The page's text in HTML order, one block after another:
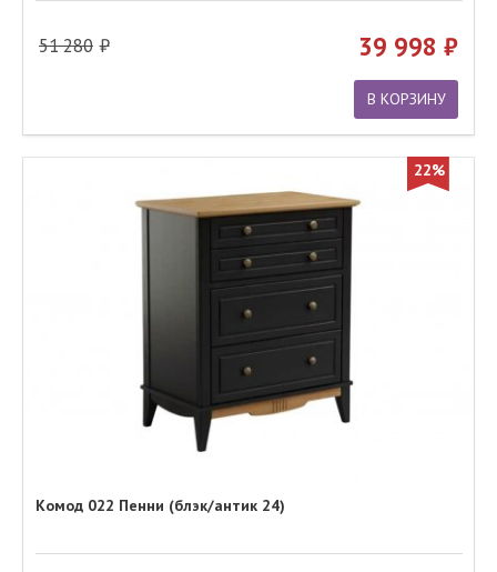
51 280 39 998
В КОРЗИНУ
22%
Комод 022 Пенни (блэк/антик 24)